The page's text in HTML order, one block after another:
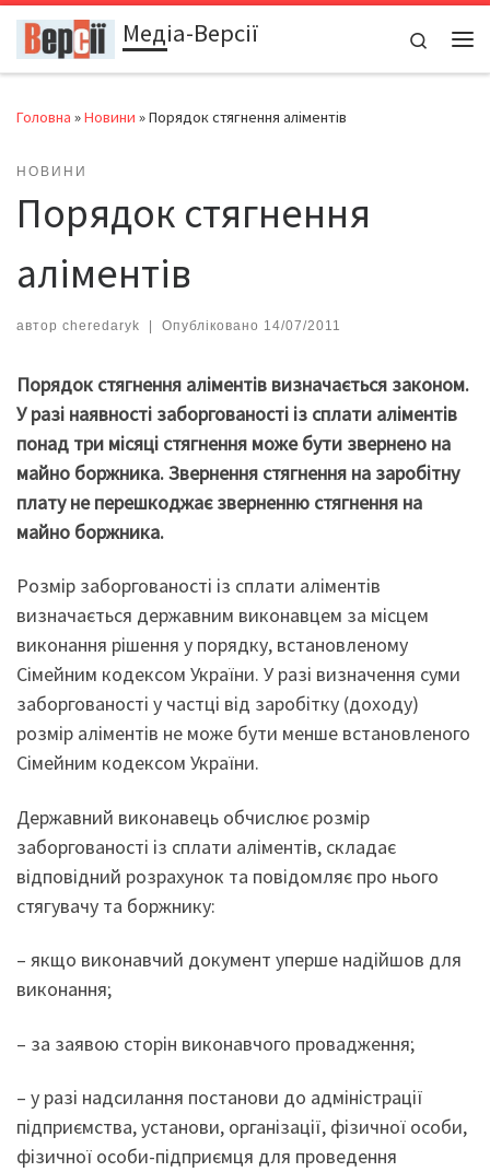
Перейти до вмістуМедіа-Версії
Search
Головна »Новини »Порядок стягнення аліментів
НОВИНИ
Порядок стягнення
аліментів
автор cheredaryk | Опубліковано 14/07/2011
Порядок стягнення аліментів визначається законом.
У разі наявності заборгованості із сплати аліментів
понад три місяці стягнення може бути звернено на
майно боржника. Звернення стягнення на заробітну
плату не перешкоджає зверненню стягнення на
майно боржника.
Розмір заборгованості із сплати аліментів
визначається державним виконавцем за місцем
виконання рішення у порядку, встановленому
Сімейним кодексом України. У разі визначення суми
заборгованості у частці від заробітку (доходу)
розмір аліментів не може бути менше встановленого
Сімейним кодексом України.
Державний виконавець обчислює розмір
заборгованості із сплати аліментів, складає
відповідний розрахунок та повідомляє про нього
стягувачу та боржнику:
– якщо виконавчий документ уперше надійшов для
виконання;
– за заявою сторін виконавчого провадження;
– у разі надсилання постанови до адміністрації
підприємства, установи, організації, фізичної особи,
фізичної особи-підприємця для проведення